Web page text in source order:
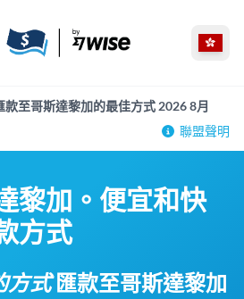
款至哥斯達黎加的最佳方式 2026 8月
聯盟聲明
黎加。便宜和快
方式
方式匯款至哥斯達黎加